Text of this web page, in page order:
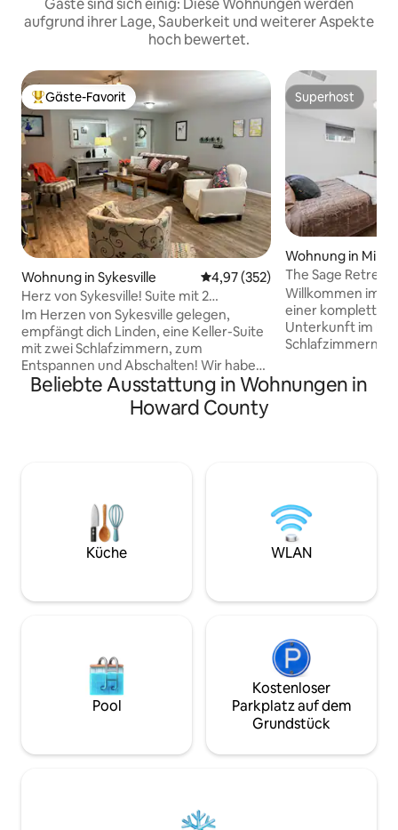
Gäste sind sich einig: Diese Wohnungen werden
aufgrund ihrer Lage, Sauberkeit und weiterer Aspekte
hoch bewertet.
Beliebter Gäste-Favorit.
Gäste-Favorit
Wohnung in Sykesville Durchschnittliche Bewertung:
4,97 (352)
Herz von Sykesville! Suite mit 2
Schlafzimmern! Zu Fuß in die Stadt
Im Herzen von Sykesville gelegen,
empfängt dich Linden, eine Keller-Suite
mit zwei Schlafzimmern, zum
Entspannen und Abschalten! Wir haben
unseren Raum so gestaltet, dass er sich
wie dein zweites Zuhause anfühlt. Die
Küchenzeile verfügt über einen vollen
zur Main Street gibt deinem Auto eine
Pause, während du das Essen und
Einkaufen, Live-Musik von Mai/Oktober
und einen wunderbaren Splash Park von
Hunde in Betracht gezogen.
Superhost
Superhost
Wohnung in
The Sage Retreat
Schlafzimmern
Willkommen im
einer komplett
Unterkunft im
Schlafzimmern
Aufenthalte
Bedacht
ruhigen
friedliche
gleichzeitig
Beliebte Ausstattung in Wohnungen in
Howard County
Küche WLAN
Pool
Kostenloser
Parkplatz auf dem
Grundstück